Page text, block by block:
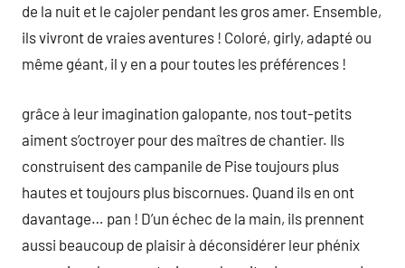
de la nuit et le cajoler pendant les gros amer. Ensemble,
ils vivront de vraies aventures ! Coloré, girly, adapté ou
même géant, il y en a pour toutes les préférences !
grâce à leur imagination galopante, nos tout-petits
aiment s’octroyer pour des maîtres de chantier. Ils
construisent des campanile de Pise toujours plus
hautes et toujours plus biscornues. Quand ils en ont
davantage… pan ! D’un échec de la main, ils prennent
aussi beaucoup de plaisir à déconsidérer leur phénix